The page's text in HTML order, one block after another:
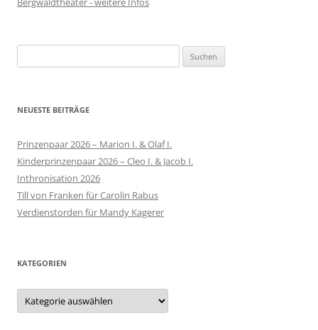
nach:
NEUESTE BEITRÄGE
Prinzenpaar 2026 – Marion I. & Olaf I.
Kinderprinzenpaar 2026 – Cleo I. & Jacob I.
Inthronisation 2026
Till von Franken für Carolin Rabus
Verdienstorden für Mandy Kagerer
KATEGORIEN
Kategorien